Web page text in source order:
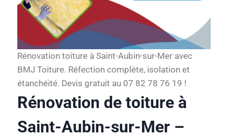
Rénovation toiture à Saint-Aubin-sur-Mer avec
BMJ Toiture. Réfection complète, isolation et
étanchéité. Devis gratuit au 07 82 78 76 19 !
Rénovation de toiture à
Saint-Aubin-sur-Mer –